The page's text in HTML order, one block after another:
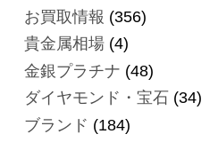
お買取情報 (356)
貴金属相場(4)
金銀プラチナ (48)
ダイヤモンド・宝石 (34)
ブランド (184)